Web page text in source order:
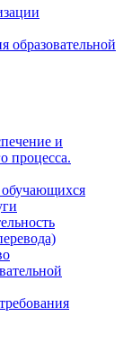
образовательной
и
процесса.